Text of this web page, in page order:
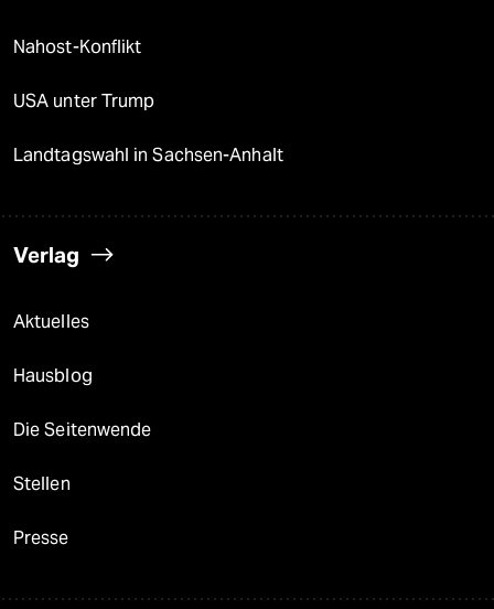
Nahost-Konflikt
USA unter Trump
Landtagswahl in Sachsen-Anhalt
Verlag
Aktuelles
Hausblog
Die Seitenwende
Stellen
Presse